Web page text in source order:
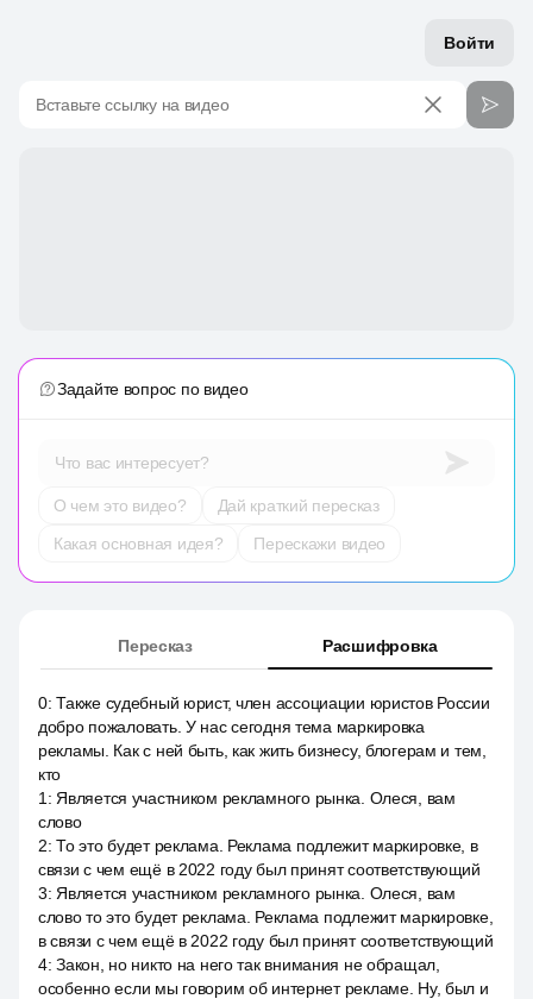
Войти
Вставьте ссылку на видео
Задайте вопрос по видео
Что вас интересует?
О чем это видео?
Дай краткий пересказ
Какая основная идея?
Перескажи видео
Пересказ Расшифровка
0:Также судебный юрист, член ассоциации юристов России
добро пожаловать. У нас сегодня тема маркировка
рекламы. Как с ней быть, как жить бизнесу, блогерам и тем,
кто
1 : Является участником рекламного рынка. Олеся, вам
слово
2:То это будет реклама. Реклама подлежит маркировке, в
связи с чем ещё в 2022 году был принят соответствующий
3: Является участником рекламного рынка. Олеся, вам
слово то это будет реклама. Реклама подлежит маркировке,
в связи с чем ещё в 2022 году был принят соответствующий
4:Закон, но никто на него так внимания не обращал,
особенно если мы говорим об интернет рекламе. Ну, был и